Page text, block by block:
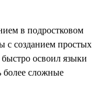
в подростковом
с созданием простых
освоил языки
более сложные